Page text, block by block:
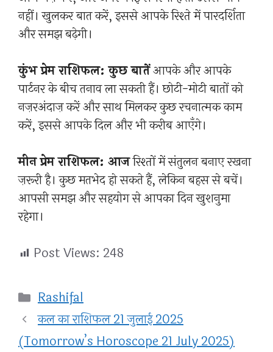
नहीं। खुलकर बात करें, इससे आपके रिश्ते में पारदर्शिता
और समझ बढ़ेगी।
कुंभ प्रेम राशिफल: कुछ बातेंआपके और आपके
पार्टनर के बीच तनाव ला सकती हैं। छोटी-मोटी बातों को
नज़रअंदाज़ करें और साथ मिलकर कुछ रचनात्मक काम
करें, इससे आपके दिल और भी करीब आएँगे।
मीन प्रेम राशिफल: आजरिश्तों में संतुलन बनाए रखना
ज़रूरी है। कुछ मतभेद हो सकते हैं, लेकिन बहस से बचें।
आपसी समझ और सहयोग से आपका दिन खुशनुमा
रहेगा।
Post Views: 248
Categories
Rashifal
कल का राशिफल 21 जुलाई 2025
(Tomorrow’s Horoscope 21 July 2025)